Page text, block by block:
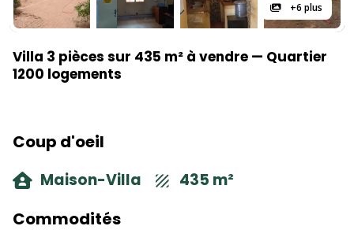
+6 plus
Villa 3 pièces sur 435 m² à vendre — Quartier
1200 logements
Coup d'oeil
Maison-Villa 435 m²
Commodités